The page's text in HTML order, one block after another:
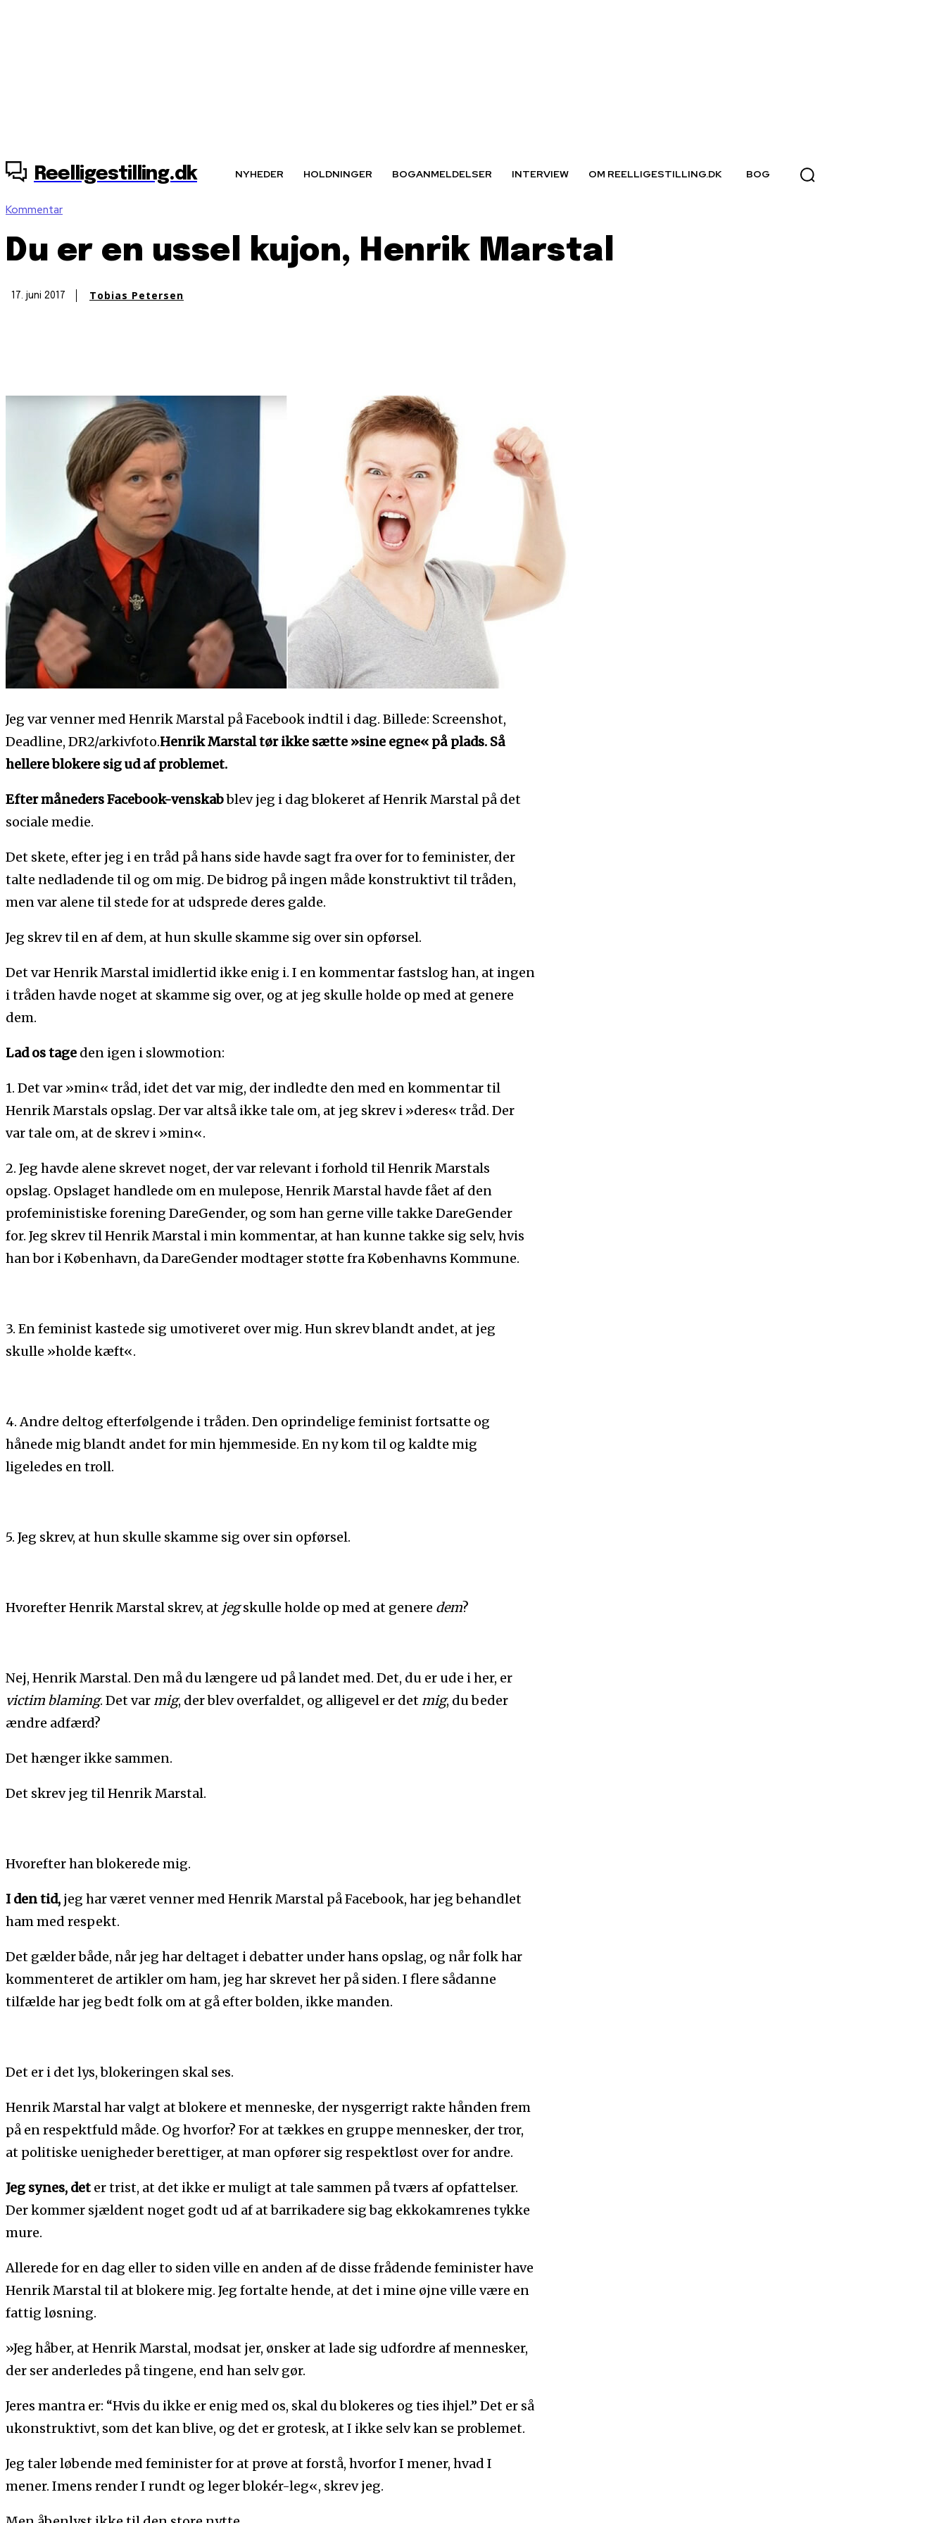
Reelligestilling.dk NYHEDER HOLDNINGER BOGANMELDELSER INTERVIEW OM REELLIGESTILLING.DK BOG
Kommentar
Du er en ussel kujon, Henrik Marstal
17. juni 2017 Tobias Petersen
Jeg var venner med Henrik Marstal på Facebook indtil i dag. Billede: Screenshot,
Deadline, DR2/arkivfoto.Henrik Marstal tør ikke sætte »sine egne« på plads. Så
hellere blokere sig ud af problemet.
Efter måneders Facebook-venskabblev jeg i dag blokeret af Henrik Marstal på det
sociale medie.
Det skete, efter jeg i en tråd på hans side havde sagt fra over for to feminister, der
talte nedladende til og om mig. De bidrog på ingen måde konstruktivt til tråden,
men var alene til stede for at udsprede deres galde.
Jeg skrev til en af dem, at hun skulle skamme sig over sin opførsel.
Det var Henrik Marstal imidlertid ikke enig i. I en kommentar fastslog han, at ingen
i tråden havde noget at skamme sig over, og at jeg skulle holde op med at genere
dem.
Lad os tage den igen i slowmotion:
1. Det var »min« tråd, idet det var mig, der indledte den med en kommentar til
Henrik Marstals opslag. Der var altså ikke tale om, at jeg skrev i »deres« tråd. Der
var tale om, at de skrev i »min«.
2. Jeg havde alene skrevet noget, der var relevant i forhold til Henrik Marstals
opslag. Opslaget handlede om en mulepose, Henrik Marstal havde fået af den
profeministiske forening DareGender, og som han gerne ville takke DareGender
for. Jeg skrev til Henrik Marstal i min kommentar, at han kunne takke sig selv, hvis
han bor i København, da DareGender modtager støtte fra Københavns Kommune.
3. En feminist kastede sig umotiveret over mig. Hun skrev blandt andet, at jeg
skulle »holde kæft«.
4. Andre deltog efterfølgende i tråden. Den oprindelige feminist fortsatte og
hånede mig blandt andet for min hjemmeside. En ny kom til og kaldte mig
ligeledes en troll.
5. Jeg skrev, at hun skulle skamme sig over sin opførsel.
Hvorefter Henrik Marstal skrev, at jegskulle holde op med at genere dem?
Nej, Henrik Marstal. Den må du længere ud på landet med. Det, du er ude i her, er
victim blaming. Det var mig, der blev overfaldet, og alligevel er det mig, du beder
ændre adfærd?
Det hænger ikke sammen.
Det skrev jeg til Henrik Marstal.
Hvorefter han blokerede mig.
I den tid, jeg har været venner med Henrik Marstal på Facebook, har jeg behandlet
ham med respekt.
Det gælder både, når jeg har deltaget i debatter under hans opslag, og når folk har
kommenteret de artikler om ham, jeg har skrevet her på siden. I flere sådanne
tilfælde har jeg bedt folk om at gå efter bolden, ikke manden.
Det er i det lys, blokeringen skal ses.
Henrik Marstal har valgt at blokere et menneske, der nysgerrigt rakte hånden frem
på en respektfuld måde. Og hvorfor? For at tækkes en gruppe mennesker, der tror,
at politiske uenigheder berettiger, at man opfører sig respektløst over for andre.
Jeg synes, det er trist, at det ikke er muligt at tale sammen på tværs af opfattelser.
Der kommer sjældent noget godt ud af at barrikadere sig bag ekkokamrenes tykke
mure.
Allerede for en dag eller to siden ville en anden af de disse frådende feminister have
Henrik Marstal til at blokere mig. Jeg fortalte hende, at det i mine øjne ville være en
fattig løsning.
»Jeg håber, at Henrik Marstal, modsat jer, ønsker at lade sig udfordre af mennesker,
der ser anderledes på tingene, end han selv gør.
Jeres mantra er: “Hvis du ikke er enig med os, skal du blokeres og ties ihjel.” Det er så
ukonstruktivt, som det kan blive, og det er grotesk, at I ikke selv kan se problemet.
Jeg taler løbende med feminister for at prøve at forstå, hvorfor I mener, hvad I
mener. Imens render I rundt og leger blokér-leg«, skrev jeg.